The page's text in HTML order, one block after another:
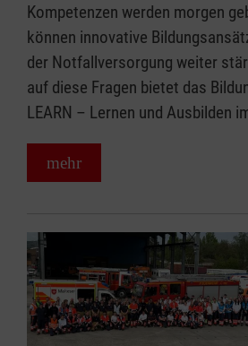
Kompetenzen werden morgen
können innovative
der Notfallversorgung weiter
auf diese Fragen bietet das
LEARN – Lernen und Ausbilden
mehr